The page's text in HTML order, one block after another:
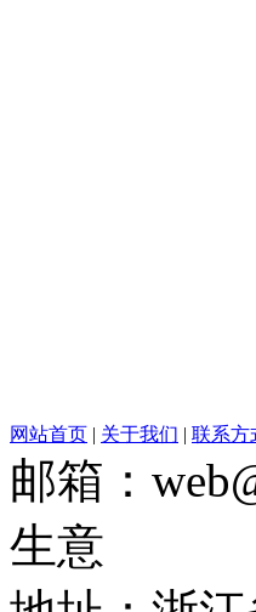
网站首页 | 关于我们 | 联系方
邮箱：
生意